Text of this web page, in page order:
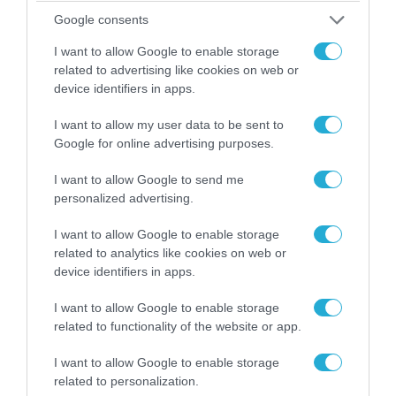
Google consents
I want to allow Google to enable storage
related to advertising like cookies on web or
device identifiers in apps.
I want to allow my user data to be sent to
Google for online advertising purposes.
I want to allow Google to send me
personalized advertising.
I want to allow Google to enable storage
related to analytics like cookies on web or
device identifiers in apps.
I want to allow Google to enable storage
related to functionality of the website or app.
I want to allow Google to enable storage
related to personalization.
Αυτή την ώρα το τελευταίο «αντίο» στον πρώην
υπουργό Ι.Βαρβιτσιώτη (φωτο)